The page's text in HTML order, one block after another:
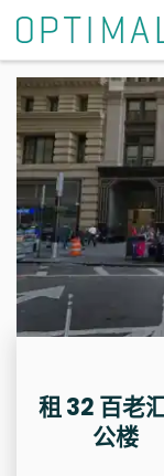
租 32 百老
公楼